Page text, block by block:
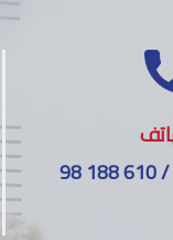
98 188 610